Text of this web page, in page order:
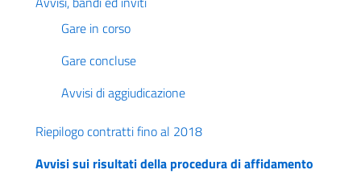
Gare in corso
Gare concluse
Avvisi di aggiudicazione
Riepilogo contratti fino al 2018
Avvisi sui risultati della procedura di affidamento